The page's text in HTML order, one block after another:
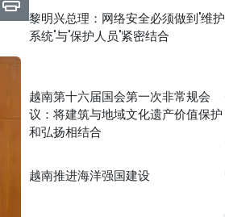
黎明兴总理：网络安全必须做到'维护
系统'与'保护人员'紧密结合
越南第十六届国会第一次非常规会
议：将建筑与地域文化遗产价值保护
和弘扬相结合
越南推进海洋强国建设